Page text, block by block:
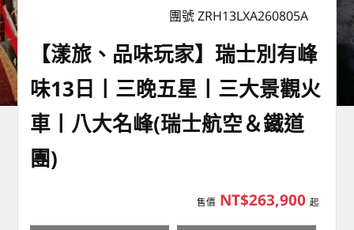
團號 ZRH13LXA260805A
【漾旅、品味玩家】瑞士別有峰
味13日丨三晚五星丨三大景觀火
車丨八大名峰(瑞士航空＆鐵道
團)
售價 NT$263,900 起